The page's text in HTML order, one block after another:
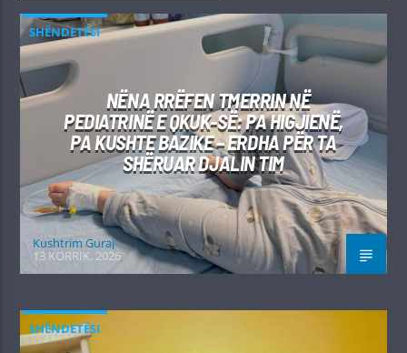
SHËNDETËSI
NËNA RRËFEN TMERRIN NË
PEDIATRINË E QKUK-SË: PA HIGJIENË,
PA KUSHTE BAZIKE – ERDHA PËR TA
SHËRUAR DJALIN TIM
Kushtrim Guraj
13 KORRIK, 2026
SHËNDETËSI